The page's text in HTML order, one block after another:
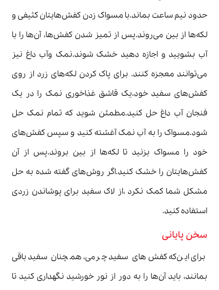
حدود نیم ساعت بماند.با مسواک زدن کفش‌هایتان کثیفی و
لکه‌ها از بین می‌روند.پس از تمیز شدن کفش‌ها، آن‌ها را با
آب بشویید و اجازه دهید خشک شوند.نمک وآب داغ نیز
می‌توانند معجزه کنند. برای پاک کردن لکه‌های زرد از روی
کفش‌های سفید خود،یک قاشق غذاخوری نمک را در یک
فنجان آب داغ حل کنید.مطمئن شوید که تمام نمک حل
شود.مسواک را به آب نمک آغشته کنید و سپس کفش‌های
خود را مسواک بزنید تا لکه‌ها از بین بروند.پس از آن
کفش‌هایتان را خشک کنید.اگر روش‌های گفته شده به حل
مشکل شما کمک نکرد ،از لاک سفید برای پوشاندن زردی
استفاده کنید.
سخن پایانی
برای این‌که کفش‌های سفید چرمی، همچنان سفید باقی
بمانند، باید آن‌ها را به دور از نور خورشید نگهداری کنید تا